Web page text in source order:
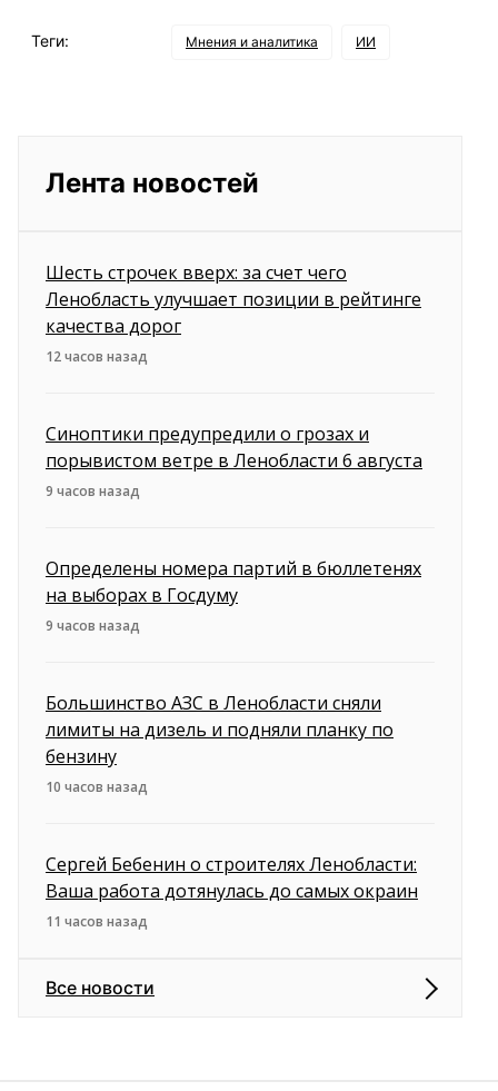
Теги: Мнения и аналитика ИИ
Лента новостей
Шесть строчек вверх: за счет чего
Ленобласть улучшает позиции в рейтинге
качества дорог
12 часов назад
Синоптики предупредили о грозах и
порывистом ветре в Ленобласти 6 августа
9 часов назад
Определены номера партий в бюллетенях
на выборах в Госдуму
9 часов назад
Большинство АЗС в Ленобласти сняли
лимиты на дизель и подняли планку по
бензину
10 часов назад
Сергей Бебенин о строителях Ленобласти:
Ваша работа дотянулась до самых окраин
11 часов назад
Все новости